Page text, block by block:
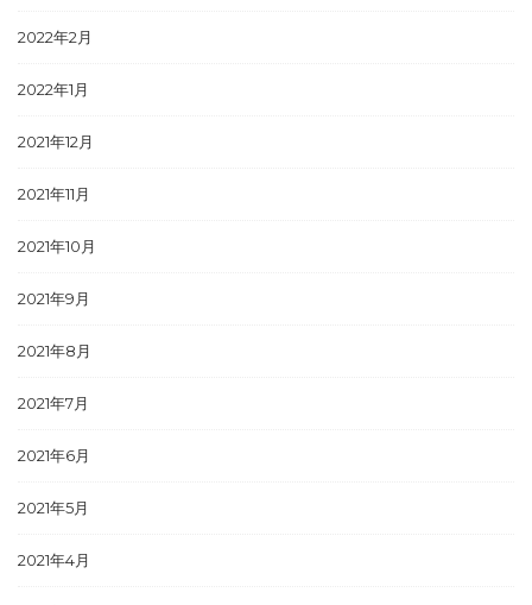
2022年2月
2022年1月
2021年12月
2021年11月
2021年10月
2021年9月
2021年8月
2021年7月
2021年6月
2021年5月
2021年4月